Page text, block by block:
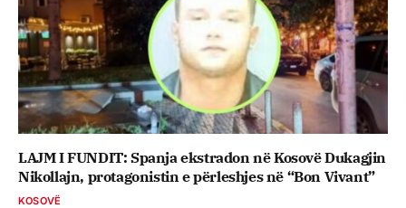
LAJM I FUNDIT: Spanja ekstradon në Kosovë Dukagjin
Nikollajn, protagonistin e përleshjes në “Bon Vivant”
KOSOVË